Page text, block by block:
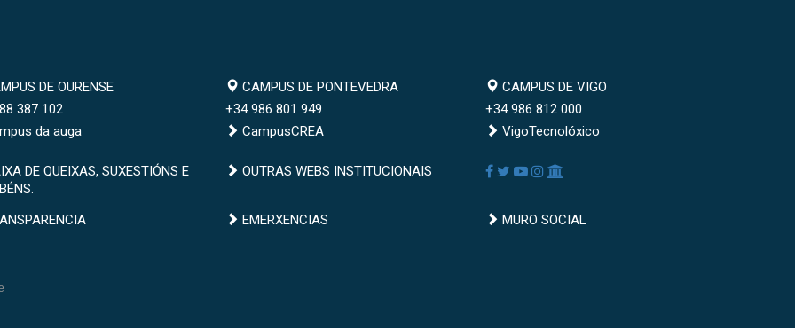
DE OURENSE
387 102
da auga
Campus
de
Pontevedra
CAMPUS DE PONTEVEDRA
+34 986 801 949
CampusCREA
Campus
de
Vigo
CAMPUS DE VIGO
+34 986 812 000
VigoTecnolóxico
DE QUEIXAS, SUXESTIÓNS E
Outras
institucionais
OUTRAS WEBS INSTITUCIONAIS
Redes
Facebook
Twitter
Youtube
Instagram
AppleU
Emerxencias
EMERXENCIAS
Muro
MURO SOCIAL